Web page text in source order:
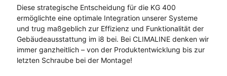
Diese strategische Entscheidung für die KG 400
ermöglichte eine optimale Integration unserer Systeme
und trug maßgeblich zur Effizienz und Funktionalität der
Gebäudeausstattung im i8 bei. Bei CLIMALINE denken wir
immer ganzheitlich – von der Produktentwicklung bis zur
letzten Schraube bei der Montage!